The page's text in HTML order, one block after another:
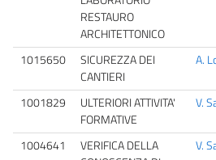
RESTAURO
ARCHITETTONICO
1015650
SICUREZZA DEI
CANTIERI
A.
1001829
ULTERIORI ATTIVITA'
FORMATIVE
V.
1004641
VERIFICA DELLA
V.